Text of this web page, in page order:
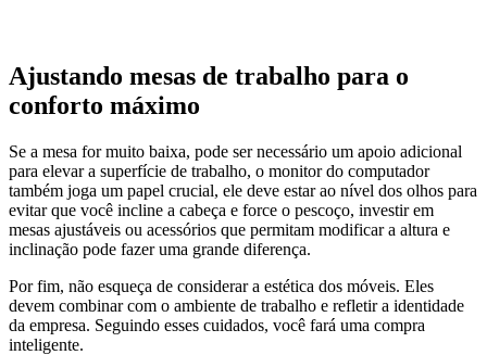
Ajustando mesas de trabalho para o
conforto máximo
Se a mesa for muito baixa, pode ser necessário um apoio adicional
para elevar a superfície de trabalho, o monitor do computador
também joga um papel crucial, ele deve estar ao nível dos olhos para
evitar que você incline a cabeça e force o pescoço, investir em
mesas ajustáveis ou acessórios que permitam modificar a altura e
inclinação pode fazer uma grande diferença.
Por fim, não esqueça de considerar a estética dos móveis. Eles
devem combinar com o ambiente de trabalho e refletir a identidade
da empresa. Seguindo esses cuidados, você fará uma compra
inteligente.